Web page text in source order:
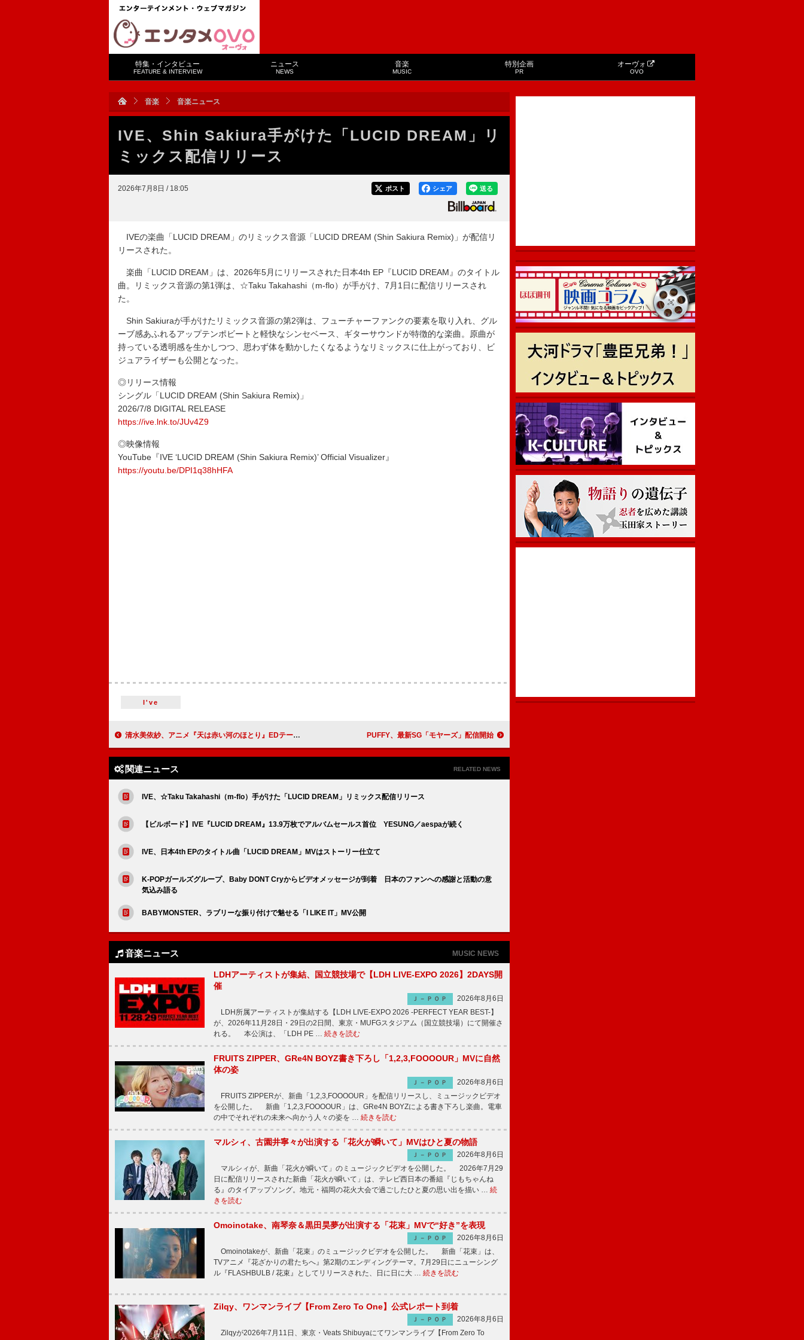
特集・インタビュー
FEATURE & INTERVIEW
ニュース
NEWS
音楽
MUSIC
特別企画
PR
オーヴォ
OVO
音楽 音楽ニュース
IVE、Shin Sakiura手がけた「LUCID DREAM」リ
ミックス配信リリース
2026年7月8日 / 18:05 送る
シェア
ポスト
IVEの楽曲「LUCID DREAM」のリミックス音源「LUCID DREAM (Shin Sakiura Remix)」が配信リ
リースされた。
楽曲「LUCID DREAM」は、2026年5月にリリースされた日本4th EP『LUCID DREAM』のタイトル
曲。リミックス音源の第1弾は、☆Taku Takahashi（m-flo）が手がけ、7月1日に配信リリースされ
た。
Shin Sakiuraが手がけたリミックス音源の第2弾は、フューチャーファンクの要素を取り入れ、グル
ーブ感あふれるアップテンポビートと軽快なシンセベース、ギターサウンドが特徴的な楽曲。原曲が
持っている透明感を生かしつつ、思わず体を動かしたくなるようなリミックスに仕上がっており、ビ
ジュアライザーも公開となった。
◎リリース情報
シングル「LUCID DREAM (Shin Sakiura Remix)」
2026/7/8 DIGITAL RELEASE
https://ive.lnk.to/JUv4Z9
◎映像情報
YouTube『IVE ‘LUCID DREAM (Shin Sakiura Remix)’ Official Visualizer』
https://youtu.be/DPI1q38hHFA
I've
清水美依紗、アニメ『天は赤い河のほとり』EDテーマの新曲「Reunion」MV公開 PUFFY、最新SG「モヤーズ」配信開始
関連ニュース RELATED NEWS
IVE、☆Taku Takahashi（m-flo）手がけた「LUCID DREAM」リミックス配信リリース
【ビルボード】IVE『LUCID DREAM』13.9万枚でアルバムセールス首位 YESUNG／aespaが続く
IVE、日本4th EPのタイトル曲「LUCID DREAM」MVはストーリー仕立て
K-POPガールズグループ、Baby DONT Cryからビデオメッセージが到着 日本のファンへの感謝と活動の意
気込み語る
BABYMONSTER、ラブリーな振り付けで魅せる「I LIKE IT」MV公開
音楽ニュース MUSIC NEWS
LDHアーティストが集結、国立競技場で【LDH LIVE-EXPO 2026】2DAYS開
催
Ｊ－ＰＯＰ
2026年8月6日
LDH所属アーティストが集結する【LDH LIVE-EXPO 2026 -PERFECT YEAR BEST-】
が、2026年11月28日・29日の2日間、東京・MUFGスタジアム（国立競技場）にて開催さ
れる。 本公演は、「LDH PE … 続きを読む
FRUITS ZIPPER、GRe4N BOYZ書き下ろし「1,2,3,FOOOOUR」MVに自然
体の姿
Ｊ－ＰＯＰ
2026年8月6日
FRUITS ZIPPERが、新曲「1,2,3,FOOOOUR」を配信リリースし、ミュージックビデオ
を公開した。 新曲「1,2,3,FOOOOUR」は、GRe4N BOYZによる書き下ろし楽曲。電車
の中でそれぞれの未来へ向かう人々の姿を … 続きを読む
マルシィ、古園井寧々が出演する「花火が瞬いて」MVはひと夏の物語
Ｊ－ＰＯＰ
2026年8月6日
マルシィが、新曲「花火が瞬いて」のミュージックビデオを公開した。 2026年7月29
日に配信リリースされた新曲「花火が瞬いて」は、テレビ西日本の番組『じもちゃんね
る』のタイアップソング。地元・福岡の花火大会で過ごしたひと夏の思い出を描い … 続
きを読む
Omoinotake、南琴奈＆黒田昊夢が出演する「花束」MVで“好き”を表現
Ｊ－ＰＯＰ
2026年8月6日
Omoinotakeが、新曲「花束」のミュージックビデオを公開した。 新曲「花束」は、
TVアニメ『花ざかりの君たちへ』第2期のエンディングテーマ。7月29日にニューシング
ル『FLASHBULB / 花束』としてリリースされた、日に日に大 … 続きを読む
Zilqy、ワンマンライブ【From Zero To One】公式レポート到着
Ｊ－ＰＯＰ
2026年8月6日
Zilqyが2026年7月11日、東京・Veats Shibuyaにてワンマンライブ【From Zero To